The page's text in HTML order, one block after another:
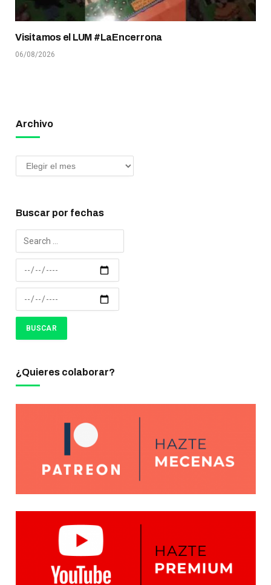
Visitamos el LUM #LaEncerrona
06/08/2026
Archivo
Buscar por fechas
¿Quieres colaborar?